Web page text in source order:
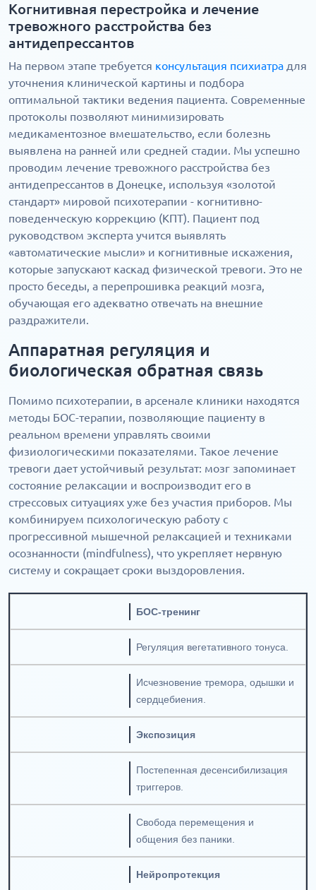
Когнитивная перестройка и лечение
тревожного расстройства без
антидепрессантов
На первом этапе требуется консультация психиатра для
уточнения клинической картины и подбора
оптимальной тактики ведения пациента. Современные
протоколы позволяют минимизировать
медикаментозное вмешательство, если болезнь
выявлена на ранней или средней стадии. Мы успешно
проводим лечение тревожного расстройства без
антидепрессантов в Донецке, используя «золотой
стандарт» мировой психотерапии - когнитивно-
поведенческую коррекцию (КПТ). Пациент под
руководством эксперта учится выявлять
«автоматические мысли» и когнитивные искажения,
которые запускают каскад физической тревоги. Это не
просто беседы, а перепрошивка реакций мозга,
обучающая его адекватно отвечать на внешние
раздражители.
Аппаратная регуляция и
биологическая обратная связь
Помимо психотерапии, в арсенале клиники находятся
методы БОС-терапии, позволяющие пациенту в
реальном времени управлять своими
физиологическими показателями. Такое лечение
тревоги дает устойчивый результат: мозг запоминает
состояние релаксации и воспроизводит его в
стрессовых ситуациях уже без участия приборов. Мы
комбинируем психологическую работу с
прогрессивной мышечной релаксацией и техниками
осознанности (mindfulness), что укрепляет нервную
систему и сокращает сроки выздоровления.
БОС-тренинг
Регуляция вегетативного тонуса.
Исчезновение тремора, одышки и
сердцебиения.
Экспозиция
Постепенная десенсибилизация
триггеров.
Свобода перемещения и
общения без паники.
Нейропротекция